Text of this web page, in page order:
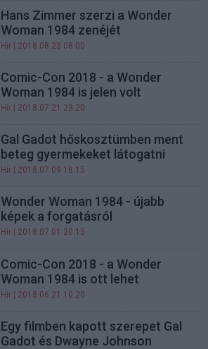
Hans Zimmer szerzi a Wonder
Woman 1984 zenéjét
Hír | 2018.08.23 08:00
Comic-Con 2018 - a Wonder
Woman 1984 is jelen volt
Hír | 2018.07.21 23:20
Gal Gadot hőskosztümben ment
beteg gyermekeket látogatni
Hír | 2018.07.09 18:15
Wonder Woman 1984 - újabb
képek a forgatásról
Hír | 2018.07.01 20:15
Comic-Con 2018 - a Wonder
Woman 1984 is ott lehet
Hír | 2018.06.21 10:20
Egy filmben kapott szerepet Gal
Gadot és Dwayne Johnson